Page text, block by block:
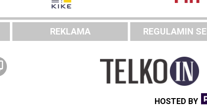
REKLAMA REGULAMIN
HOSTED BY